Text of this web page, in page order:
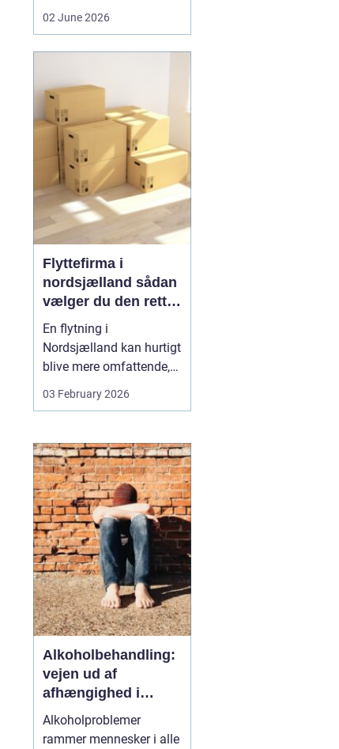
installatører en central
rolle i hverdagen, selv
om vi sjældent tænker
over det. Gennemgang
af varmea...
02 June 2026
Flyttefirma i
nordsjælland sådan
vælger du den rette
partner til din
flytning
En flytning i
Nordsjælland kan hurtigt
blive mere omfattende,
end man først tror. Der er
nøgler, flyttekasser,
parkering, møbler der
skal skilles ad, og
ejendele med
affektionsværdi, som
helst skal komme sikkert
frem. Mange vælger
der...
03 February 2026
Alkoholbehandling:
vejen ud af
afhængighed i
trygge rammer
Alkoholproblemer
rammer mennesker i alle